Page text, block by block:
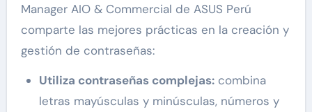
Manager AIO & Commercial de ASUS Perú
comparte las mejores prácticas en la creación y
gestión de contraseñas:
Utiliza contraseñas complejas:combina
letras mayúsculas y minúsculas, números y